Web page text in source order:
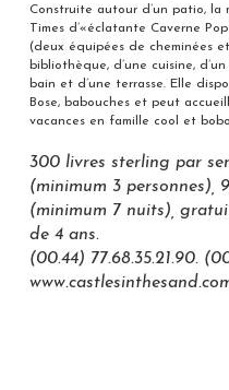
Construite autour d’un patio, la
Times d’«éclatante Caverne
(deux équipées de cheminées
bibliothèque, d’une cuisine,
bain et d’une terrasse. Elle
Bose, babouches et peut
vacances en famille cool et
300 livres sterling par
(minimum 3 personnes),
(minimum 7 nuits),
de 4 ans.
(00.44) 77.68.35.21.90.